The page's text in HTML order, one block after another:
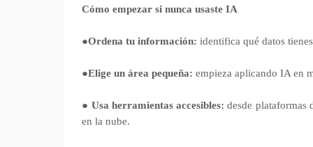
Cómo empezar si nunca usaste IA
●Ordena tu información: identifica qué datos
●Elige un área pequeña: empieza aplicando IA en
● Usa herramientas accesibles: desde plataformas
en la nube.